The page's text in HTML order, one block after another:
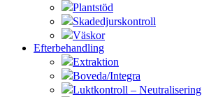
Plantstöd
Skadedjurskontroll
Väskor
Efterbehandling
Extraktion
Boveda/Integra
Luktkontroll – Neutralisering